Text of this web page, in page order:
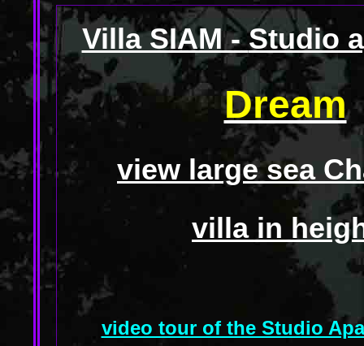
Villa SIAM -Studio
Dream
view large sea
villa in
video tour of the Studio